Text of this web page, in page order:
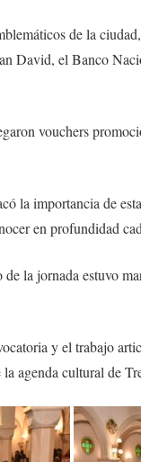
de la
David, el Banco
vouchers
la importancia de
en profundidad
la jornada estuvo
y el trabajo
agenda cultural de